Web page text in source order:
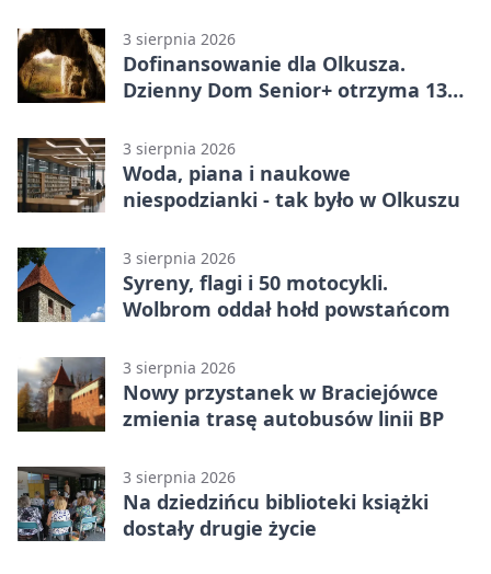
3 sierpnia 2026
Dofinansowanie dla Olkusza.
Dzienny Dom Senior+ otrzyma 134
3 sierpnia 2026
Woda, piana i naukowe
niespodzianki - tak było w Olkuszu
3 sierpnia 2026
Syreny, flagi i 50 motocykli.
Wolbrom oddał hołd powstańcom
3 sierpnia 2026
Nowy przystanek w Braciejówce
zmienia trasę autobusów linii BP
3 sierpnia 2026
Na dziedzińcu biblioteki książki
dostały drugie życie